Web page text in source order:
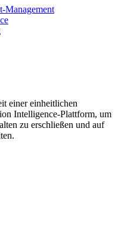
Management
einer einheitlichen
Intelligence-Plattform, um
zu erschließen und auf